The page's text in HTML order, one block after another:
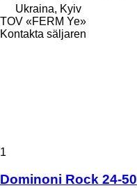
Ukraina, Kyiv
TOV «FERM Ye»
Kontakta säljaren
1
Dominoni Rock 24-50